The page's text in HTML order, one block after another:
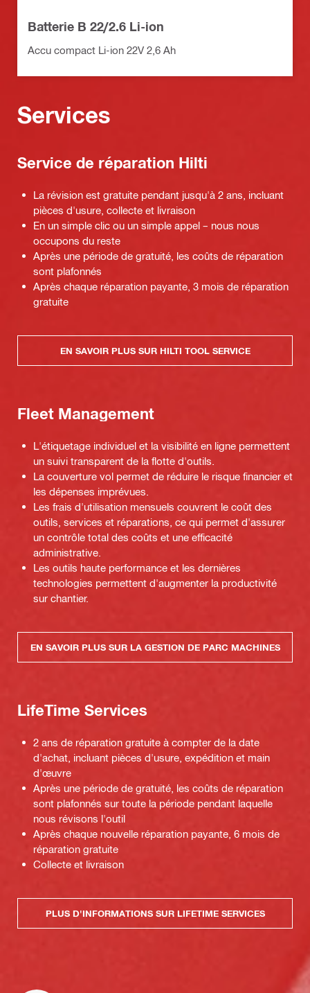
Batterie B 22/2.6 Li-ion
Accu compact Li-ion 22V 2,6 Ah
Services
Service de réparation Hilti
La révision est gratuite pendant jusqu'à 2 ans, incluant
pièces d'usure, collecte et livraison
En un simple clic ou un simple appel – nous nous
occupons du reste
Après une période de gratuité, les coûts de réparation
sont plafonnés
Après chaque réparation payante, 3 mois de réparation
gratuite
EN SAVOIR PLUS SUR HILTI TOOL SERVICE
Fleet Management
L'étiquetage individuel et la visibilité en ligne permettent
un suivi transparent de la flotte d'outils.
La couverture vol permet de réduire le risque financier et
les dépenses imprévues.
Les frais d'utilisation mensuels couvrent le coût des
outils, services et réparations, ce qui permet d'assurer
un contrôle total des coûts et une efficacité
administrative.
Les outils haute performance et les dernières
technologies permettent d'augmenter la productivité
sur chantier.
EN SAVOIR PLUS SUR LA GESTION DE PARC MACHINES
LifeTime Services
2 ans de réparation gratuite à compter de la date
d'achat, incluant pièces d'usure, expédition et main
d'œuvre
Après une période de gratuité, les coûts de réparation
sont plafonnés sur toute la période pendant laquelle
nous révisons l'outil
Après chaque nouvelle réparation payante, 6 mois de
réparation gratuite
Collecte et livraison
PLUS D'INFORMATIONS SUR LIFETIME SERVICES